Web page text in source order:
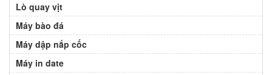
Lò quay vịt
Máy bào đá
Máy dập nắp cốc
Máy in date